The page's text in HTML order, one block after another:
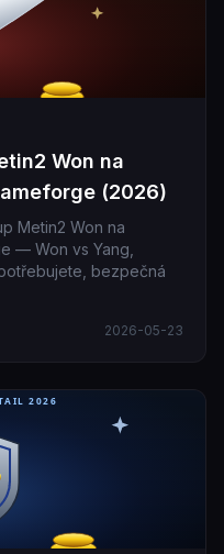
Won na
(2026)
Metin2 Won na
— Won vs Yang,
bezpečná
2026-05-23